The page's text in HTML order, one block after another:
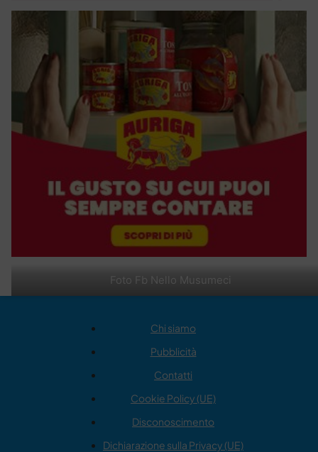
Foto Fb Nello Musumeci
Chi siamo
Pubblicità
Contatti
Cookie Policy (UE)
Disconoscimento
Dichiarazione sulla Privacy (UE)